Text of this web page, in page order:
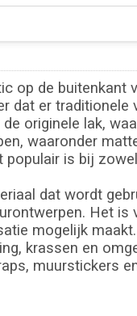
op de
dat er
originele lak,
waaronder
is bij
dat wordt
Het
mogelijk
krassen en
muurstickers